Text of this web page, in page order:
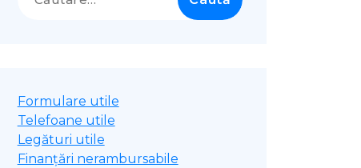
după:
Formulare utile
Telefoane utile
Legături utile
Finanțări nerambursabile